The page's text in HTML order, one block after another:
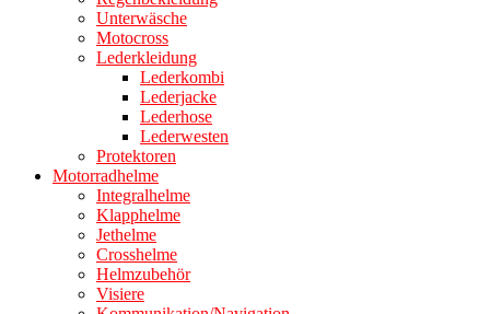
Unterwäsche
Motocross
Lederkleidung
Lederkombi
Lederjacke
Lederhose
Lederwesten
Protektoren
Motorradhelme
Integralhelme
Klapphelme
Jethelme
Crosshelme
Helmzubehör
Visiere